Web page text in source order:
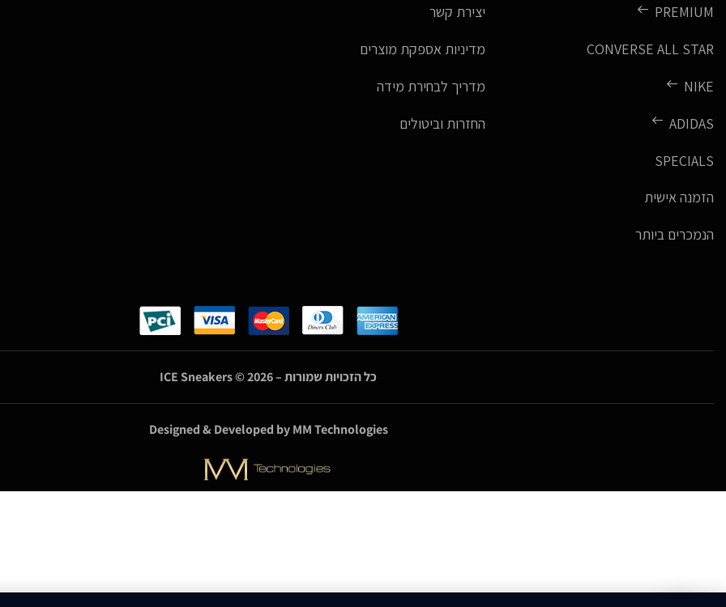
PREMIUM
CONVERSE ALL STAR
NIKE
ADIDAS
SPECIALS
הזמנה אישית
הנמכרים ביותר
יצירת קשר
מדיניות אספקת מוצרים
מדריך לבחירת מידה
החזרות וביטולים
כל הזכויות שמורות – ICE Sneakers© 2026
Designed & Developed byMM Technologies